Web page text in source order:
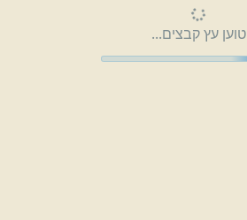
טוען עץ קבצים...